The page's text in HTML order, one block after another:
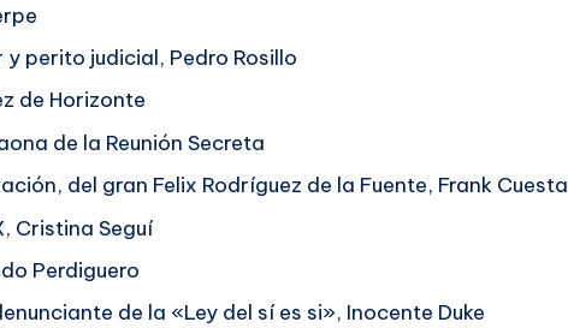
perito judicial, Pedro Rosillo
de Horizonte
de la Reunión Secreta
del gran Felix Rodríguez de la Fuente, Frank Cuesta
Cristina Seguí
Perdiguero
de la «Ley del sí es si», Inocente Duke